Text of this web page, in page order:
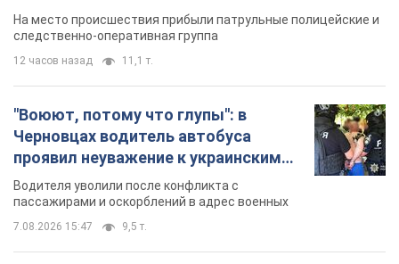
протокол. Видео
На место происшествия прибыли патрульные полицейские и
следственно-оперативная группа
12 часов назад 11,1 т.
"Воюют, потому что глупы": в
Черновцах водитель автобуса
проявил неуважение к украинским
военным и поплатился за это.
Видео
Водителя уволили после конфликта с
пассажирами и оскорблений в адрес военных
7.08.2026 15:47 9,5 т.